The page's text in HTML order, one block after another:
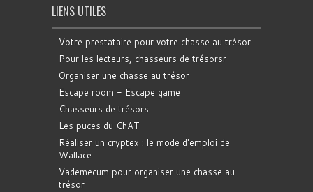
LIENS UTILES
Votre prestataire pour votre chasse au trésor
Pour les lecteurs, chasseurs de trésorsr
Organiser une chasse au trésor
Escape room - Escape game
Chasseurs de trésors
Les puces du ChAT
Réaliser un cryptex : le mode d'emploi de
Wallace
Vademecum pour organiser une chasse au
trésor